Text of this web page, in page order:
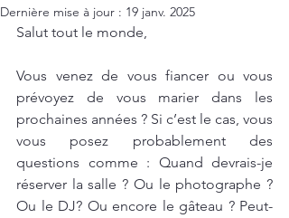
Dernière mise à jour : 19 janv. 2025
Salut tout le monde,
Vous venez de vous fiancer ou vous
prévoyez de vous marier dans les
prochaines années ? Si c’est le cas, vous
vous posez probablement des
questions comme : Quand devrais-je
réserver la salle ? Ou le photographe ?
Ou le DJ? Ou encore le gâteau ? Peut-